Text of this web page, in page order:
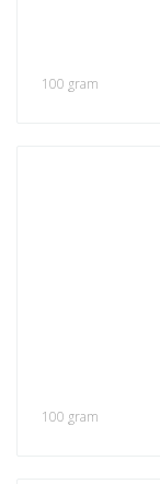
100 gram
100 gram